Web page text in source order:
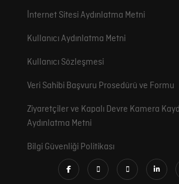
İnternet Sitesi Aydınlatma Metni
Kullanıcı Aydınlatma Metni
Kullanıcı Sözleşmesi
Veri Sahibi Başvuru Prosedürü ve Formu
Ziyaretçiler ve Kapalı Devre Kamera
Aydınlatma Metni
Bilgi Güvenliği Politikası